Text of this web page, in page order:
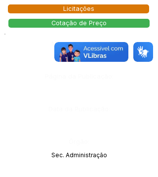
Licitações
Cotação de Preço
Número do Diário:
Sec. Administração